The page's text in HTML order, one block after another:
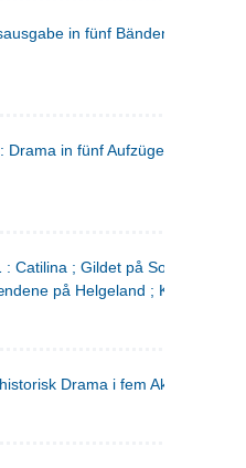
in fünf Bänden
in fünf Aufzügen
Catilina ; Gildet på Solhaug ; Fru
på Helgeland ;
Drama i fem Akter